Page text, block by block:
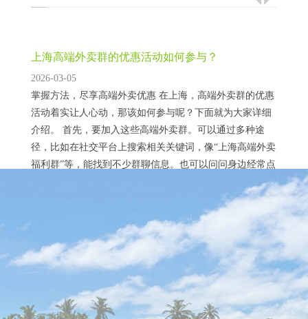
上海高端外卖群的优惠活动如何参与？
2026-03-05
掌握方法，尽享高端外卖优惠 在上海，高端外卖群的优惠
活动着实让人心动，那该如何参与呢？下面就为大家详细
介绍。 首先，要加入这些高端外卖群。可以通过多种途
径，比如在社交平台上搜索相关关键词，像“上海高端外卖
福利群”等，能找到不少群聊信息。也可以问问身边经常点
高端外卖的朋友，让他们拉你入群。我有个朋友，就是通
过在本地生活论坛上看到有人分享的群号，成功加入了一
个高端外卖群。 入群之后，要时刻关注群内动态...
上海大圈ww经纪人：牵线神秘女孩的背后
揭开牵线神秘女孩背后的隐秘面纱 在上海的繁华都市背
后，存在着一个鲜为人知的群体——大圈WW经纪人。他
们如同隐藏在暗处的纽带，牵线搭桥，将神秘女孩带入特
定的圈子。这些神秘女孩的身份往往扑朔迷离，有的可能
怀揣着明星梦，希望通过特殊渠道进入演艺圈；有的或许